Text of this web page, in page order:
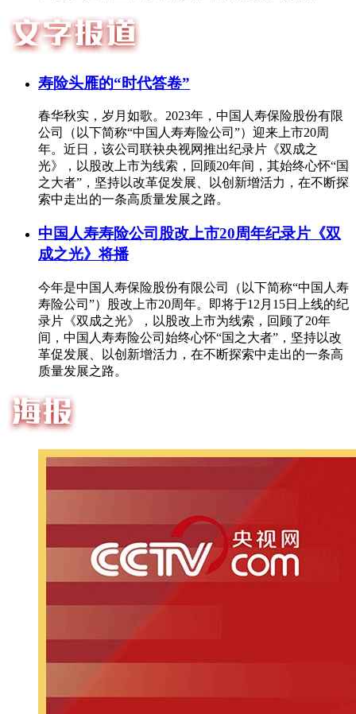
寿险头雁的“时代答卷”
春华秋实，岁月如歌。2023年，中国人寿保险股份有限
公司（以下简称“中国人寿寿险公司”）迎来上市20周
年。近日，该公司联袂央视网推出纪录片《双成之
光》，以股改上市为线索，回顾20年间，其始终心怀“国
之大者”，坚持以改革促发展、以创新增活力，在不断探
索中走出的一条高质量发展之路。
中国人寿寿险公司股改上市20周年纪录片《双
成之光》将播
今年是中国人寿保险股份有限公司（以下简称“中国人寿
寿险公司”）股改上市20周年。即将于12月15日上线的纪
录片《双成之光》，以股改上市为线索，回顾了20年
间，中国人寿寿险公司始终心怀“国之大者”，坚持以改
革促发展、以创新增活力，在不断探索中走出的一条高
质量发展之路。